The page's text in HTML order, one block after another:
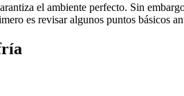
el ambiente perfecto. Sin
es revisar algunos puntos básicos